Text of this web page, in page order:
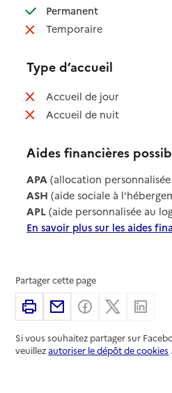
Permanent: disponible
Temporaire: non disponible
Type d’accueil
Accueil de jour: non disponible
Accueil de nuit: non disponible
Aides financières
APA (allocation
ASH (aide sociale à
APL (aide personnalisée au
En savoir plus sur les aides
Partager cette page
ImprimerPartager par email
Partager sur
Partager
Si vous souhaitez partager sur
veuillezautoriser le dépôt de cookies .